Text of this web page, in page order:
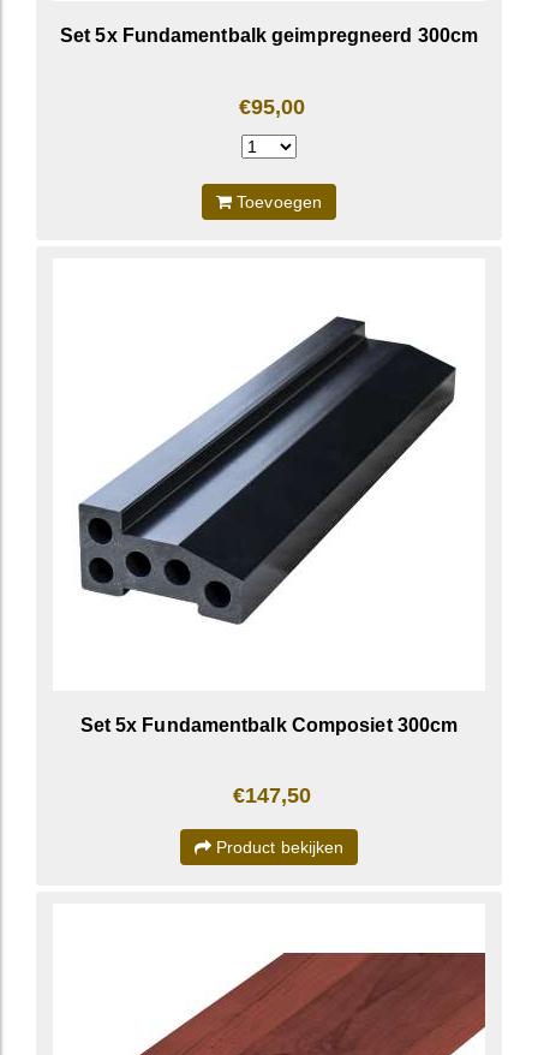
Set 5x Fundamentbalk geimpregneerd 300cm
€95,00
Toevoegen
Set 5x Fundamentbalk Composiet 300cm
€147,50
Product bekijken